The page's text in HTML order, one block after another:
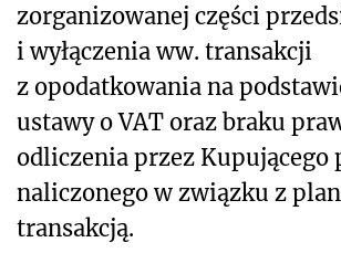
zorganizowanej części
i wyłączenia ww. transakcji
z opodatkowania na
ustawy o VAT oraz braku
odliczenia przez Kupującego
naliczonego w związku z
transakcją.